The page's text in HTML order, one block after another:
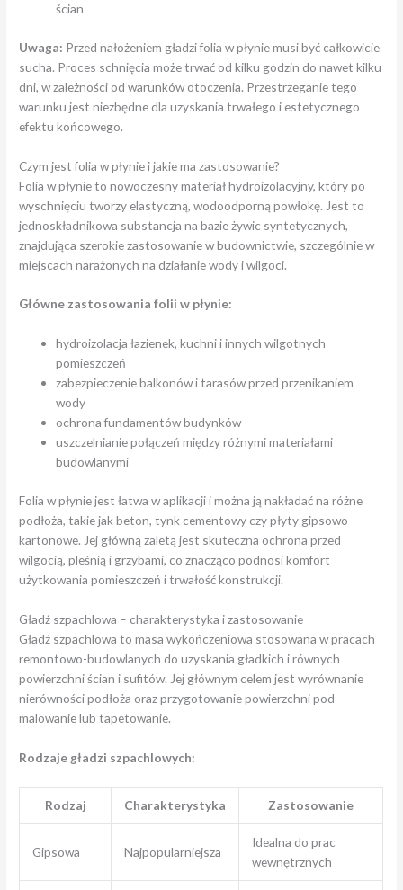
ścian
Uwaga: Przed nałożeniem gładzi folia w płynie musi być całkowicie
sucha. Proces schnięcia może trwać od kilku godzin do nawet kilku
dni, w zależności od warunków otoczenia. Przestrzeganie tego
warunku jest niezbędne dla uzyskania trwałego i estetycznego
efektu końcowego.
Czym jest folia w płynie i jakie ma zastosowanie?
Folia w płynie to nowoczesny materiał hydroizolacyjny, który po
wyschnięciu tworzy elastyczną, wodoodporną powłokę. Jest to
jednoskładnikowa substancja na bazie żywic syntetycznych,
znajdująca szerokie zastosowanie w budownictwie, szczególnie w
miejscach narażonych na działanie wody i wilgoci.
Główne zastosowania folii w płynie:
hydroizolacja łazienek, kuchni i innych wilgotnych
pomieszczeń
zabezpieczenie balkonów i tarasów przed przenikaniem
wody
ochrona fundamentów budynków
uszczelnianie połączeń między różnymi materiałami
budowlanymi
Folia w płynie jest łatwa w aplikacji i można ją nakładać na różne
podłoża, takie jak beton, tynk cementowy czy płyty gipsowo-
kartonowe. Jej główną zaletą jest skuteczna ochrona przed
wilgocią, pleśnią i grzybami, co znacząco podnosi komfort
użytkowania pomieszczeń i trwałość konstrukcji.
Gładź szpachlowa – charakterystyka i zastosowanie
Gładź szpachlowa to masa wykończeniowa stosowana w pracach
remontowo-budowlanych do uzyskania gładkich i równych
powierzchni ścian i sufitów. Jej głównym celem jest wyrównanie
nierówności podłoża oraz przygotowanie powierzchni pod
malowanie lub tapetowanie.
Rodzaje gładzi szpachlowych:
Rodzaj Charakterystyka Zastosowanie
Gipsowa Najpopularniejsza
Idealna do prac
wewnętrznych